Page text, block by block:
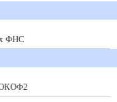
ФНС
ОКОФ2